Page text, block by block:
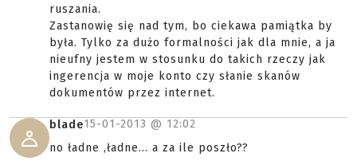
ruszania.
Zastanowię się nad tym, bo ciekawa pamiątka by
była. Tylko za dużo formalności jak dla mnie, a ja
nieufny jestem w stosunku do takich rzeczy jak
ingerencja w moje konto czy słanie skanów
dokumentów przez internet.
blade15-01-2013 @ 12:02
no ładne ,ładne... a za ile poszło??